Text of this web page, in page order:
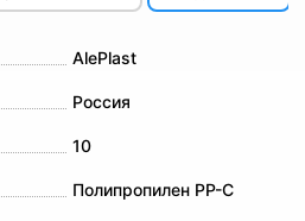
AlePlast
Россия
10
Полипропилен PP-C